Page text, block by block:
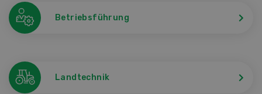
Betriebsführung
Landtechnik